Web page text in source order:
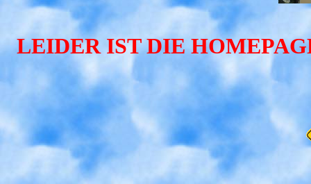
LEIDER IST DIE